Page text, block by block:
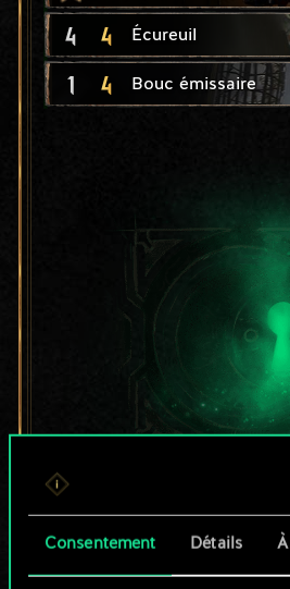
Consentement Détails
4 4 Écureuil
1 4 Bouc émissaire
Pour
n'est qu'un